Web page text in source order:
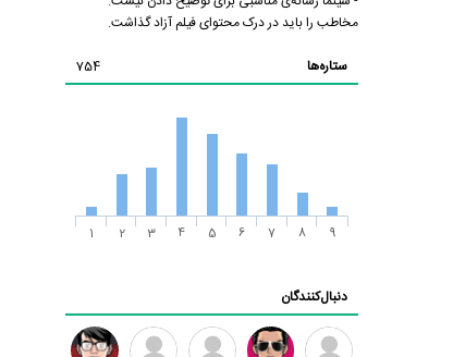
مخاطب را باید در درک محتوای فیلم آزاد گذاشت.
ستاره‌ها
754
1 2 3 4 5 6 7 8 9
دنبال‌کنندگان